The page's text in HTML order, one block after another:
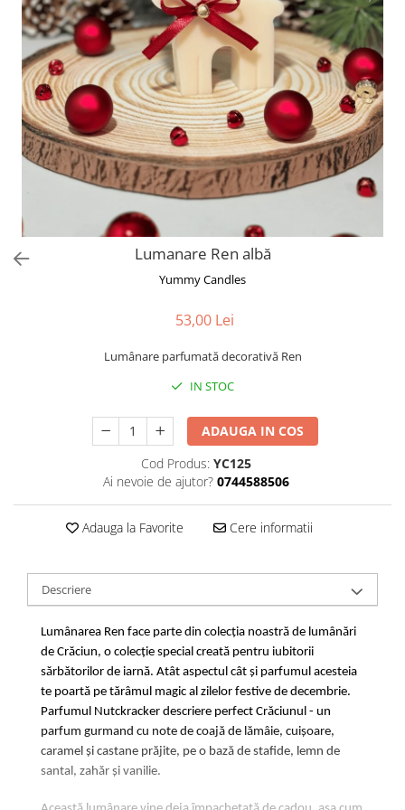
Valentine's Day
Martie
Paste
Lumanare Ren albă
Yummy Candles
53,00 Lei
Lumânare parfumată decorativă Ren
IN STOC
ADAUGA IN COS
Cod Produs: YC125
Ai nevoie de ajutor? 0744588506
Adauga la Favorite Cere informatii
Descriere
Lumânarea Ren face parte din colecția noastră de lumânări
de Crăciun, o colecție special creată pentru iubitorii
sărbătorilor de iarnă. Atât aspectul cât și parfumul acesteia
te poartă pe tărâmul magic al zilelor festive de decembrie.
Parfumul Nutckracker descriere perfect Crăciunul - un
parfum gurmand cu note de coajă de lămâie, cuișoare,
caramel și castane prăjite, pe o bază de stafide, lemn de
santal, zahăr și vanilie.